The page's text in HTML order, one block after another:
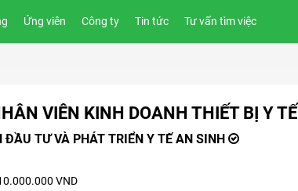
Ứng viên Công ty Tin tức Tư vấn tìm việc
VIÊN KINH DOANH THIẾT BỊ Y TẾ
ĐẦU TƯ VÀ PHÁT TRIỂN Y TẾ AN SINH
VND